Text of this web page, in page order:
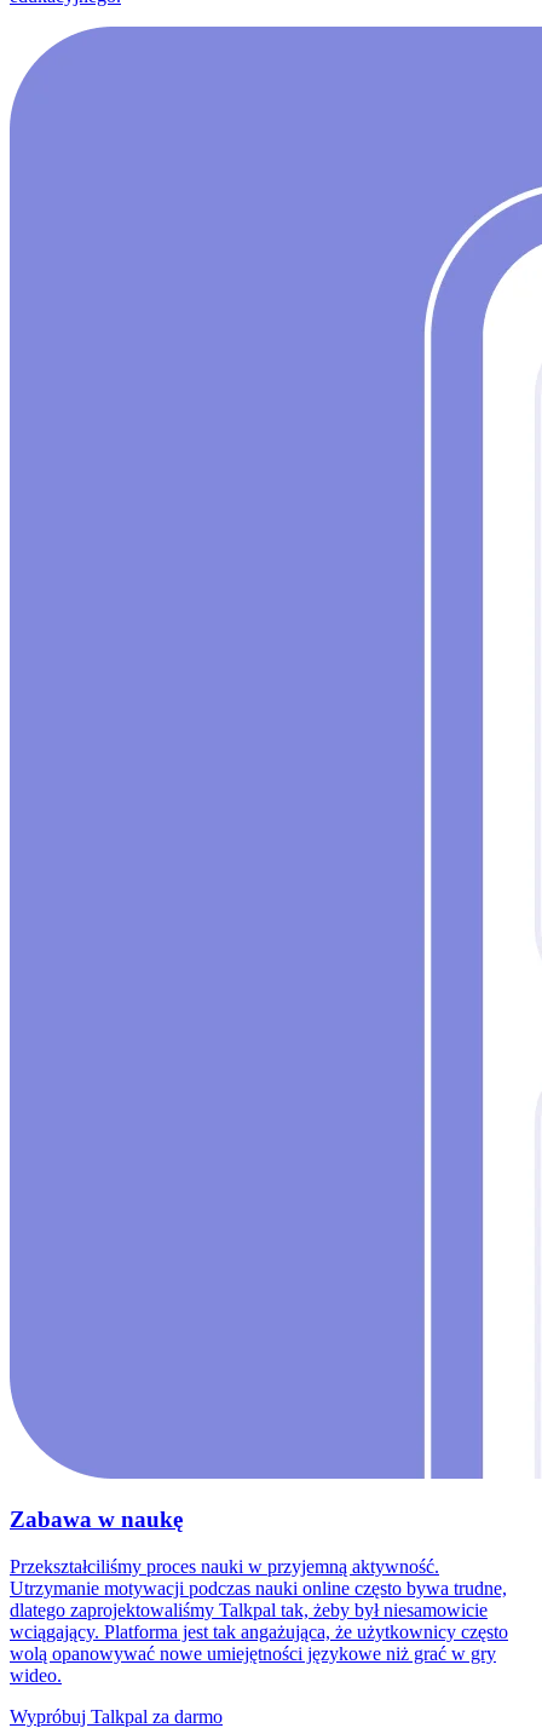
Zabawa w naukę
Przekształciliśmy proces nauki w przyjemną aktywność.
Utrzymanie motywacji podczas nauki online często bywa trudne,
dlatego zaprojektowaliśmy Talkpal tak, żeby był niesamowicie
wciągający. Platforma jest tak angażująca, że użytkownicy często
wolą opanowywać nowe umiejętności językowe niż grać w gry
wideo.
Wypróbuj Talkpal za darmo